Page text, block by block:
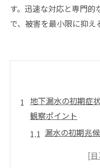
す。迅速な対応と専門的
で、被害を最小限に抑え
地下漏水の初期症
観察ポイント
漏水の初期兆
建物内部で注